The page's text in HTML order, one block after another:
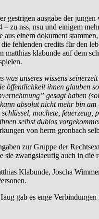
gestrigen ausgabe der
– zu nss, nsu und einigem
aus einem dokument
fehlenden credits für den
matthias klabunde auf dem
was unseres wissens
öffentlichkeit ihnen glauben
gesagt haben
absolut nicht mehr bin
machete,
selbst dubios
von herrn gronbach
zur Gruppe der
zwangslaeufig auch in die
Klabunde, Joscha
gab es enge